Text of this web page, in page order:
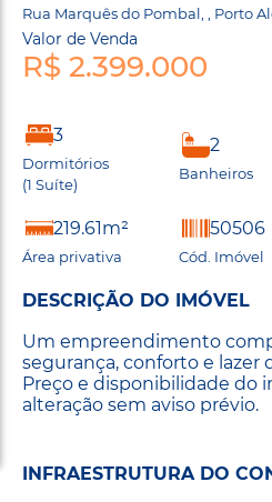
Rua Marquês do Pombal, , Porto
Valor de Venda
R$ 2.399.000
3
Dormitórios
(1 Suíte)
2
Banheiros
219.61m²
Área privativa
50506
Cód. Imóvel
DESCRIÇÃO DO IMÓVEL
Um empreendimento
segurança, conforto e lazer
Preço e disponibilidade do
alteração sem aviso prévio.
INFRAESTRUTURA DO